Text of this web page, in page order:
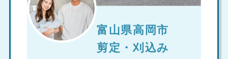
富山県高岡市
剪定・刈込み